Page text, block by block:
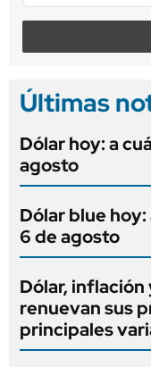
Últimas
Dólar hoy: a
agosto
Dólar blue
6 de agosto
Dólar, inflación
renuevan sus
principales